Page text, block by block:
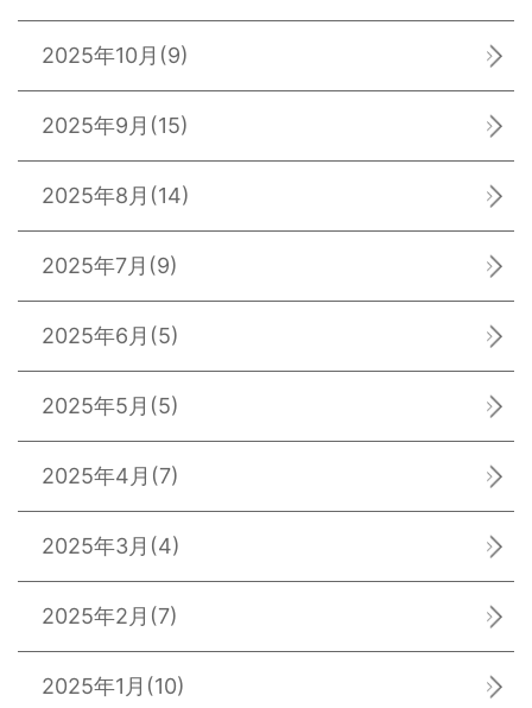
2025年10月 (9)
2025年9月 (15)
2025年8月 (14)
2025年7月 (9)
2025年6月 (5)
2025年5月 (5)
2025年4月 (7)
2025年3月 (4)
2025年2月 (7)
2025年1月 (10)